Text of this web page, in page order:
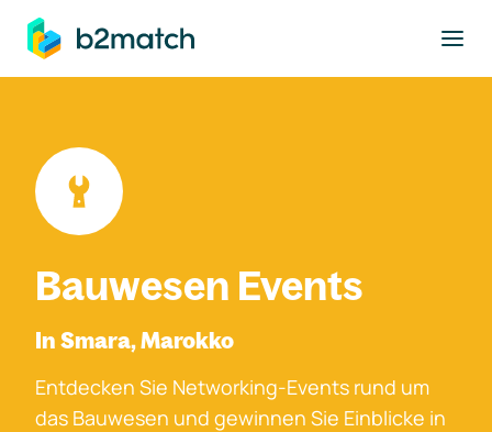
springen
Bauwesen Events
In Smara, Marokko
Entdecken Sie Networking-Events rund um
das Bauwesen und gewinnen Sie Einblicke in